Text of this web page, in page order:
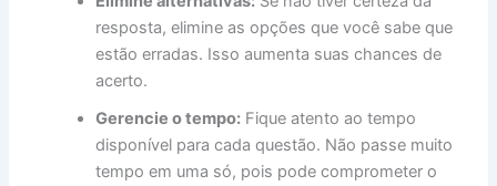
resposta, elimine as opções que você sabe que
estão erradas. Isso aumenta suas chances de
acerto.
Gerencie o tempo: Fique atento ao tempo
disponível para cada questão. Não passe muito
tempo em uma só, pois pode comprometer o